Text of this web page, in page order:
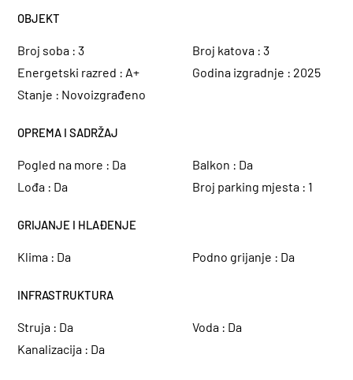
OBJEKT
Broj soba :3 Broj katova :3
Energetski razred : A+ Godina izgradnje : 2025
Stanje : Novoizgrađeno
OPREMA I SADRŽAJ
Pogled na more : Da Balkon : Da
Lođa : Da Broj parking mjesta : 1
GRIJANJE I HLAĐENJE
Klima : Da Podno grijanje : Da
INFRASTRUKTURA
Struja : Da Voda : Da
Kanalizacija : Da